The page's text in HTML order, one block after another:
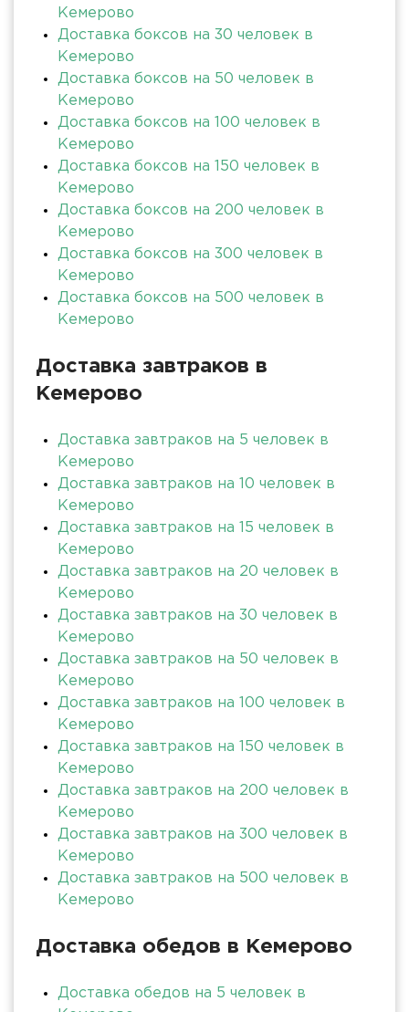
Кемерово
Доставка боксов на 30 человек в
Кемерово
Доставка боксов на 50 человек в
Кемерово
Доставка боксов на 100 человек в
Кемерово
Доставка боксов на 150 человек в
Кемерово
Доставка боксов на 200 человек в
Кемерово
Доставка боксов на 300 человек в
Кемерово
Доставка боксов на 500 человек в
Кемерово
Доставка завтраков в
Кемерово
Доставка завтраков на 5 человек в
Кемерово
Доставка завтраков на 10 человек в
Кемерово
Доставка завтраков на 15 человек в
Кемерово
Доставка завтраков на 20 человек в
Кемерово
Доставка завтраков на 30 человек в
Кемерово
Доставка завтраков на 50 человек в
Кемерово
Доставка завтраков на 100 человек в
Кемерово
Доставка завтраков на 150 человек в
Кемерово
Доставка завтраков на 200 человек в
Кемерово
Доставка завтраков на 300 человек в
Кемерово
Доставка завтраков на 500 человек в
Кемерово
Доставка обедов в Кемерово
Доставка обедов на 5 человек в